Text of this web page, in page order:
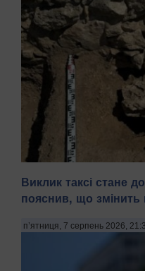
Виклик таксі стане
пояснив, що змінить
п’ятниця, 7 серпень 2026,